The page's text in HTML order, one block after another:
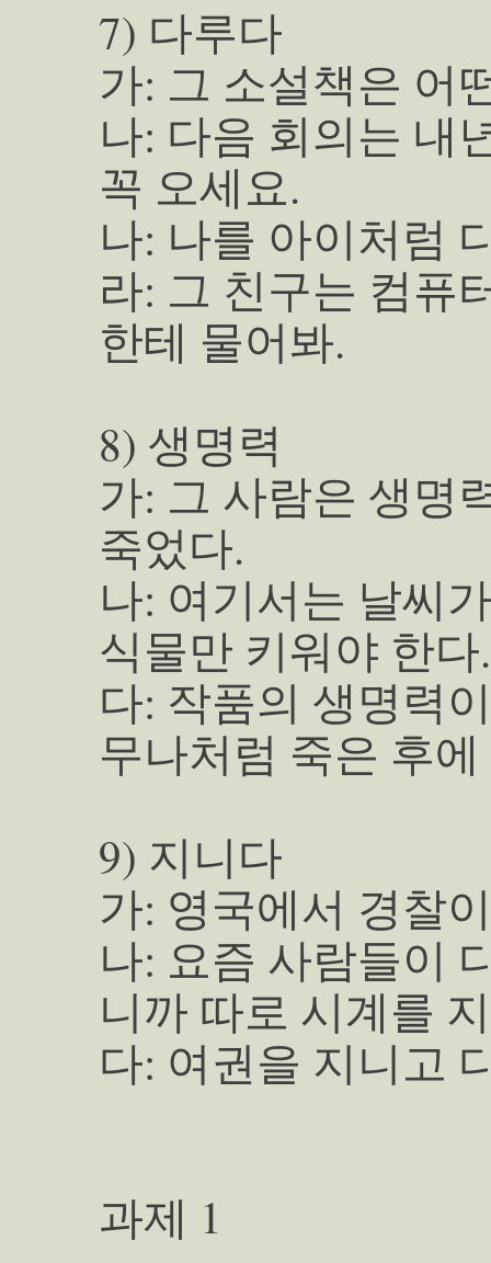
7) 다루다
가: 그 소설책은 어
나: 다음 회의는 내
꼭 오세요.
나: 나를 아이처럼
라: 그 친구는 컴퓨
한테 물어봐.
8) 생명력
가: 그 사람은 생명
죽었다.
나: 여기서는 날씨
식물만 키워야 한다.
다: 작품의 생명력
무나처럼 죽은 후
9) 지니다
가: 영국에서 경찰
나: 요즘 사람들이
니까 따로 시계를
다: 여권을 지니고
과제 1